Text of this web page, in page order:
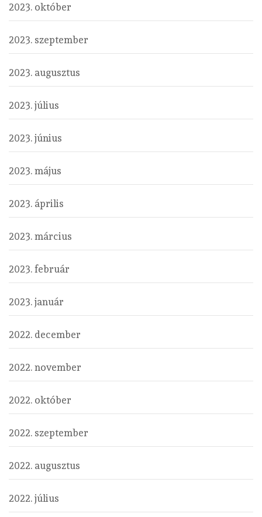
2023. október
2023. szeptember
2023. augusztus
2023. július
2023. június
2023. május
2023. április
2023. március
2023. február
2023. január
2022. december
2022. november
2022. október
2022. szeptember
2022. augusztus
2022. július